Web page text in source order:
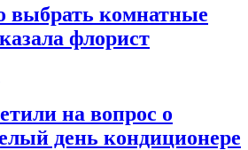
выбрать комнатные
флорист
на вопрос о
день кондиционере